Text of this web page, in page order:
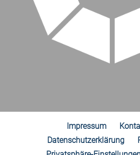
Impressum
Datenschutzerklärung